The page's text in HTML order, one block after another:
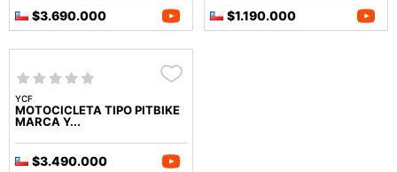
$3.690.000 $1.190.000
YCF
MOTOCICLETA TIPO PITBIKE
MARCA Y...
$3.490.000